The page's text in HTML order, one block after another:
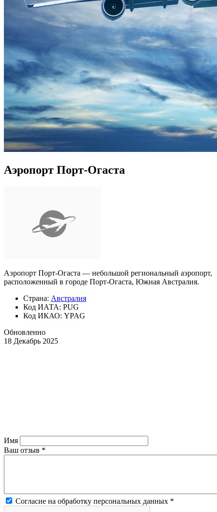
Аэропорт Порт-Огаста
Аэропорт Порт-Огаста — небольшой региональный аэропорт,
расположенный в городе Порт-Огаста, Южная Австралия.
Страна: Австралия
Код ИАТА: PUG
Код ИКАО: YPAG
Обновленно
18 Декабрь 2025
Имя
Ваш отзыв *
Согласие на обработку персональных данных *